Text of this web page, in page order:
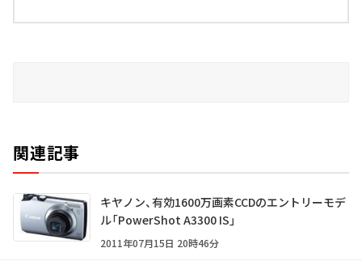
関連記事
キヤノン、有効1600万画素CCDのエントリーモデ
ル「PowerShot A3300 IS」
2011年07月15日 20時46分